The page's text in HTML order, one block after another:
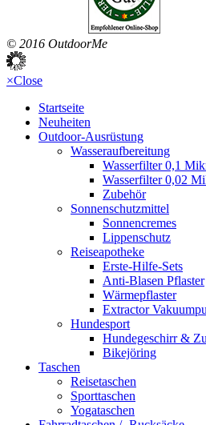
© 2016 OutdoorMe
×Close
Startseite
Neuheiten
Outdoor-Ausrüstung
Wasseraufbereitung
Wasserfilter 0,1
Wasserfilter 0,02
Zubehör
Sonnenschutzmittel
Sonnencremes
Lippenschutz
Reiseapotheke
Erste-Hilfe-Sets
Anti-Blasen Pflaster
Wärmepflaster
Extractor
Hundesport
Hundegeschirr &
Bikejöring
Taschen
Reisetaschen
Sporttaschen
Yogataschen